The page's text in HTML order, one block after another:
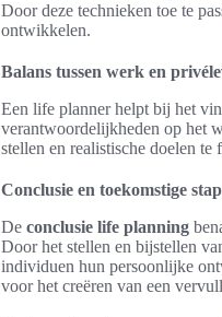
Door deze technieken toe te
ontwikkelen.
Balans tussen werk en
Een life planner helpt bij het
verantwoordelijkheden op het
stellen en realistische doelen
Conclusie en toekomstige
De conclusie life planning
Door het stellen en bijstellen
individuen hun persoonlijke
voor het creëren van een